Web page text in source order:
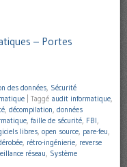
– Portes
des données, Sécurité
Taggé audit informatique,
, décompilation, données
, faille de sécurité, FBI,
libres, open source, pare-feu,
, rétro-ingénierie, reverse
réseau, Système